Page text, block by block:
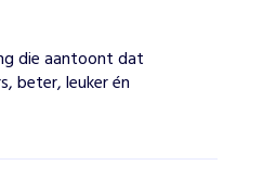
die aantoont dat
beter, leuker én